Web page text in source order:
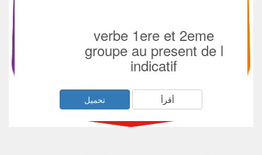
verbe 1ere et 2eme
groupe au present de l
indicatif
أقرأ تحميل